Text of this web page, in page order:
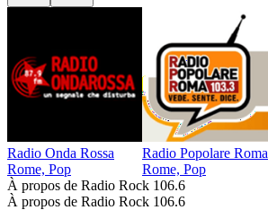
Radio Onda Rossa
Rome, Pop
Radio Popolare Roma
Rome, Pop
À propos de Radio Rock 106.6
À propos de Radio Rock 106.6